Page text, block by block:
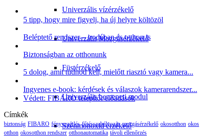
Univerzális vízérzékelő
Univerzális Mozgásérzékelő
Füstérzékelő
Univerzális bemeneti modul
Szénmonoxid érzékelő
5 tipp, hogy mire figyelj, ha új helyre költözöl
Beléptető rendszer – irodában és otthon is
Biztonságban az otthonunk
5 dolog, amit tudnod kell, mielőtt riasztó vagy kamera...
Ingyenes e-book: kérdések és válaszok kamerarendszer...
Védett: FIBARO telepítői előadások
Címkék
biztonság FIBARO fényvezérlés fűtésszabályozás mozgásérzékelő okosotthon okos
otthon okosotthon rendszer otthonautomatika távoli ellenőrzés